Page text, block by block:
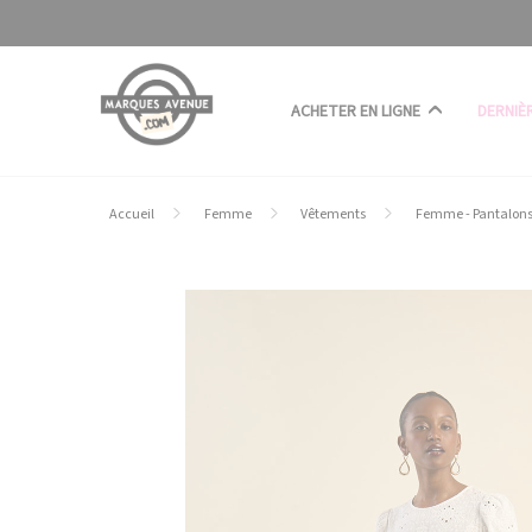
ACHETER EN LIGNE
Accueil Femme Vêtements Femme - Pantalons